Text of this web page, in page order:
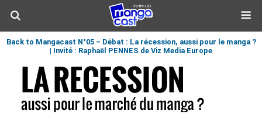
Back to Mangacast N°05 – Débat : La récession, aussi pour le manga ?
| Invité : Raphaël PENNES de Viz Media Europe